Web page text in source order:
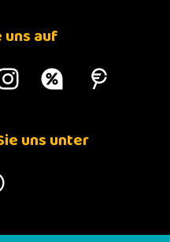
uns auf
uns unter